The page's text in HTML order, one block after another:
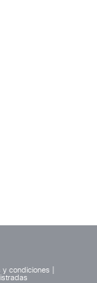
y condiciones